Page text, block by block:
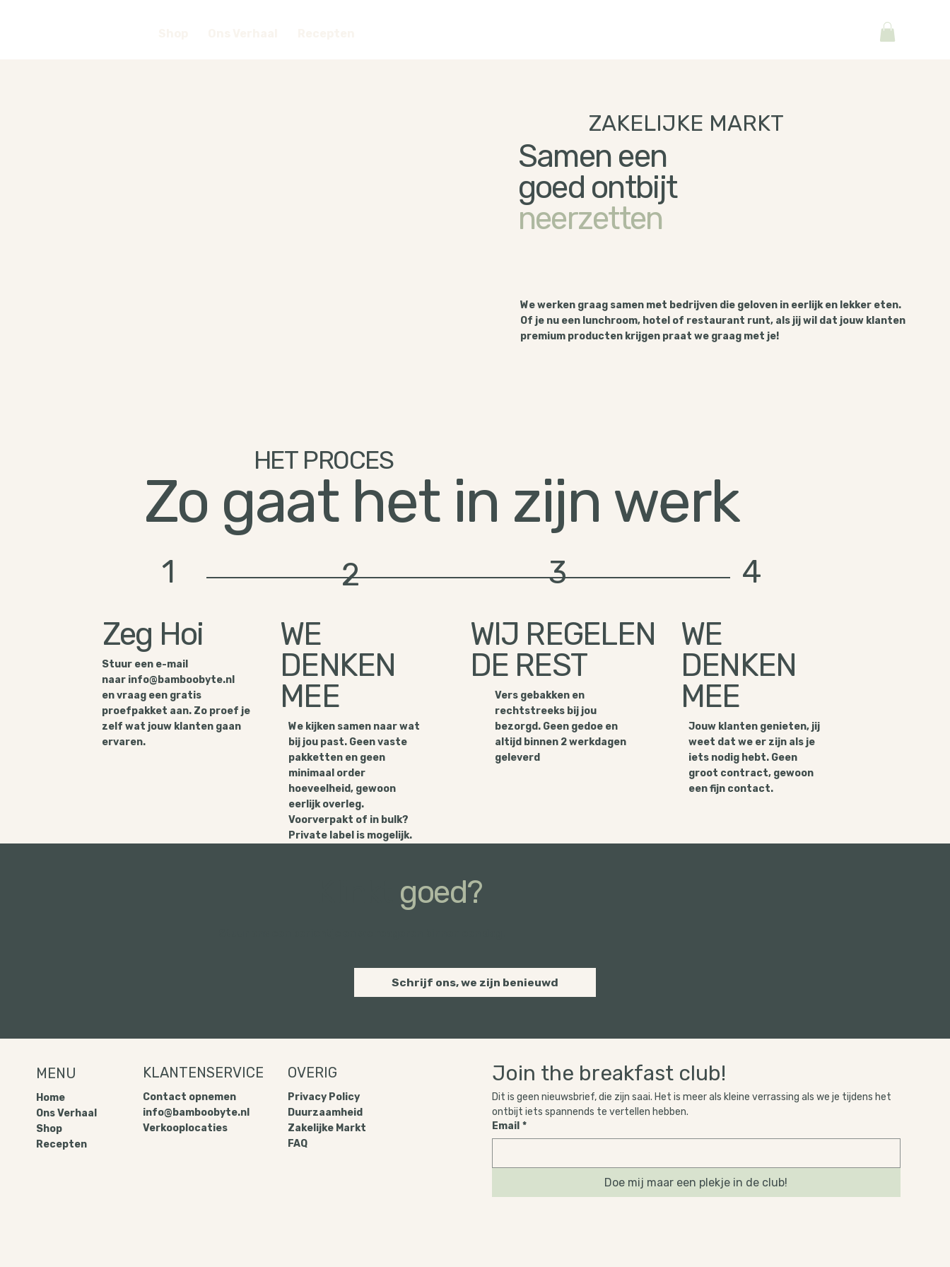
ZAKELIJKE MARKT
Samen een
goed ontbijt
neerzetten
We werken graag samen met bedrijven die geloven in eerlijk en lekker eten.
Of je nu een lunchroom, hotel of restaurant runt, als jij wil dat jouw klanten
premium producten krijgen praat we graag met je!
HET PROCES
Zo gaat het in zijn werk
1 3
2
4
Zeg Hoi
Stuur een e-mail
naar info@bamboobyte.nl
en vraag een gratis
proefpakket aan. Zo proef je
zelf wat jouw klanten gaan
ervaren.
WE
DENKEN
MEE
We kijken samen naar wat
bij jou past. Geen vaste
pakketten en geen
minimaal order
hoeveelheid, gewoon
eerlijk overleg.
Voorverpakt of in bulk?
Private label is mogelijk.
WIJ REGELEN
DE REST
Vers gebakken en
rechtstreeks bij jou
bezorgd. Geen gedoe en
altijd binnen 2 werkdagen
geleverd
WE
DENKEN
MEE
Jouw klanten genieten, jij
weet dat we er zijn als je
iets nodig hebt. Geen
groot contract, gewoon
een fijn contact.
goed?
Schrijf ons, we zijn benieuwd
MENU
Home
Ons Verhaal
Shop
Recepten
KLANTENSERVICE
Contact opnemen
info@bamboobyte.nl
Verkooplocaties
OVERIG
Privacy Policy​
Duurzaamheid
Zakelijke Markt
FAQ
Join the breakfast club!
Dit is geen nieuwsbrief, die zijn saai. Het is meer als kleine verrassing als we je tijdens het
ontbijt iets spannends te vertellen hebben.
Email *
Doe mij maar een plekje in de club!